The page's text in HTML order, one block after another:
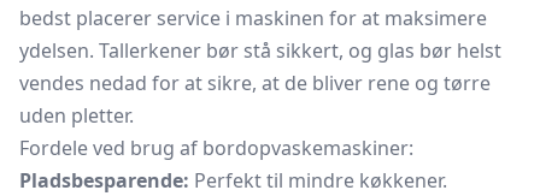
bedst placerer service i maskinen for at maksimere
ydelsen. Tallerkener bør stå sikkert, og glas bør helst
vendes nedad for at sikre, at de bliver rene og tørre
uden pletter.
Fordele ved brug af bordopvaskemaskiner:
Pladsbesparende: Perfekt til mindre køkkener.